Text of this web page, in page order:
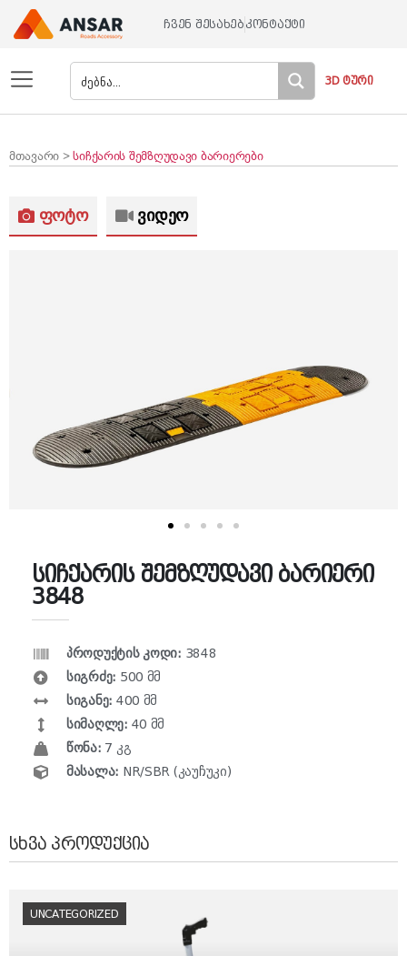
ჩვენ შესახებ კონტაქტი
3D ტური
მთავარი >სიჩქარის შემზღუდავი ბარიერები
ფოტო ვიდეო
სიჩქარის შემზღუდავი ბარიერი
3848
პროდუქტის კოდი: 3848
სიგრძე: 500 მმ
სიგანე: 400 მმ
სიმაღლე: 40 მმ
წონა: 7 კგ
მასალა: NR/SBR (კაუჩუკი)
ᲡᲮᲕᲐ ᲞᲠᲝᲓᲣᲥᲪᲘᲐ
UNCATEGORIZED